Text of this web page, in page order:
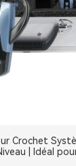
Crochet
| Idéal
France